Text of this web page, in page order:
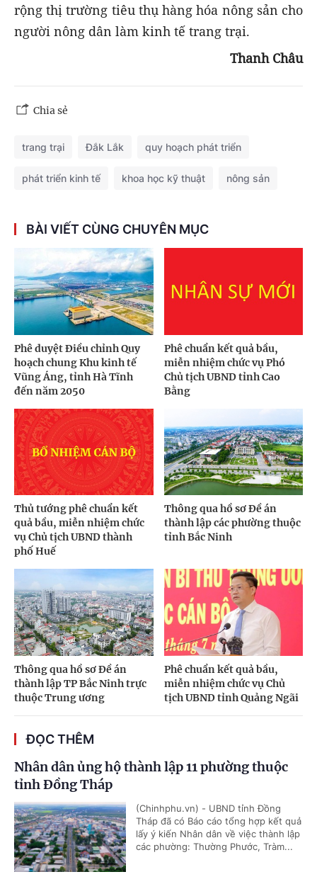
rộng thị trường tiêu thụ hàng hóa nông sản cho
người nông dân làm kinh tế trang trại.
Thanh Châu
Chia sẻ
trang trại Đắk Lắk quy hoạch phát triển
phát triển kinh tế khoa học kỹ thuật nông sản
BÀI VIẾT CÙNG CHUYÊN MỤC
Phê duyệt Điều chỉnh Quy
hoạch chung Khu kinh tế
Vũng Áng, tỉnh Hà Tĩnh
đến năm 2050
Phê chuẩn kết quả bầu,
miễn nhiệm chức vụ Phó
Chủ tịch UBND tỉnh Cao
Bằng
Thủ tướng phê chuẩn kết
quả bầu, miễn nhiệm chức
vụ Chủ tịch UBND thành
phố Huế
Thông qua hồ sơ Đề án
thành lập các phường thuộc
tỉnh Bắc Ninh
Thông qua hồ sơ Đề án
thành lập TP Bắc Ninh trực
thuộc Trung ương
Phê chuẩn kết quả bầu,
miễn nhiệm chức vụ Chủ
tịch UBND tỉnh Quảng Ngãi
ĐỌC THÊM
Nhân dân ủng hộ thành lập 11 phường thuộc
tỉnh Đồng Tháp
(Chinhphu.vn) - UBND tỉnh Đồng
Tháp đã có Báo cáo tổng hợp kết quả
lấy ý kiến Nhân dân về việc thành lập
các phường: Thường Phước, Tràm...